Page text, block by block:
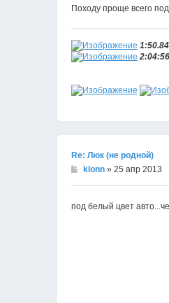
Походу проще всего
Re: Люк (не родной)
klonn » 25 апр 2013
под белый цвет